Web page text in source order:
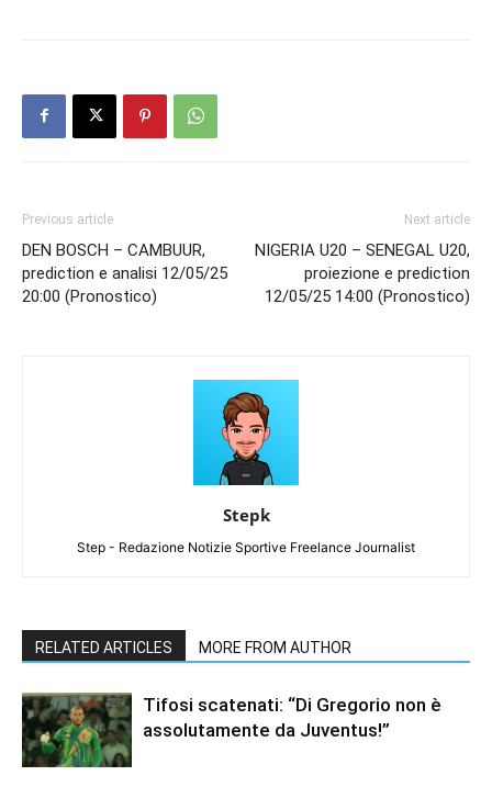
Previous article
DEN BOSCH – CAMBUUR,
prediction e analisi 12/05/25
20:00 (Pronostico)
Next article
NIGERIA U20 – SENEGAL U20,
proiezione e prediction
12/05/25 14:00 (Pronostico)
Stepk
Step - Redazione Notizie Sportive Freelance Journalist
RELATED ARTICLES MORE FROM AUTHOR
Tifosi scatenati: “Di Gregorio non è
assolutamente da Juventus!”